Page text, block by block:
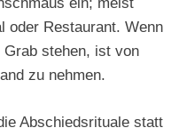
oder Restaurant. Wenn
stehen, ist von
zu nehmen.
Abschiedsrituale statt